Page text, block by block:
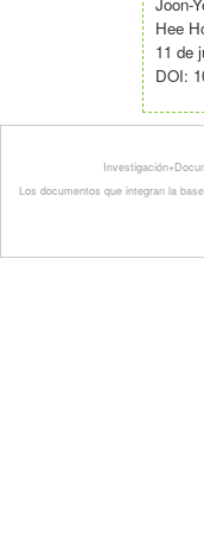
Hee
11 de
DOI:
Los documentos que integran la